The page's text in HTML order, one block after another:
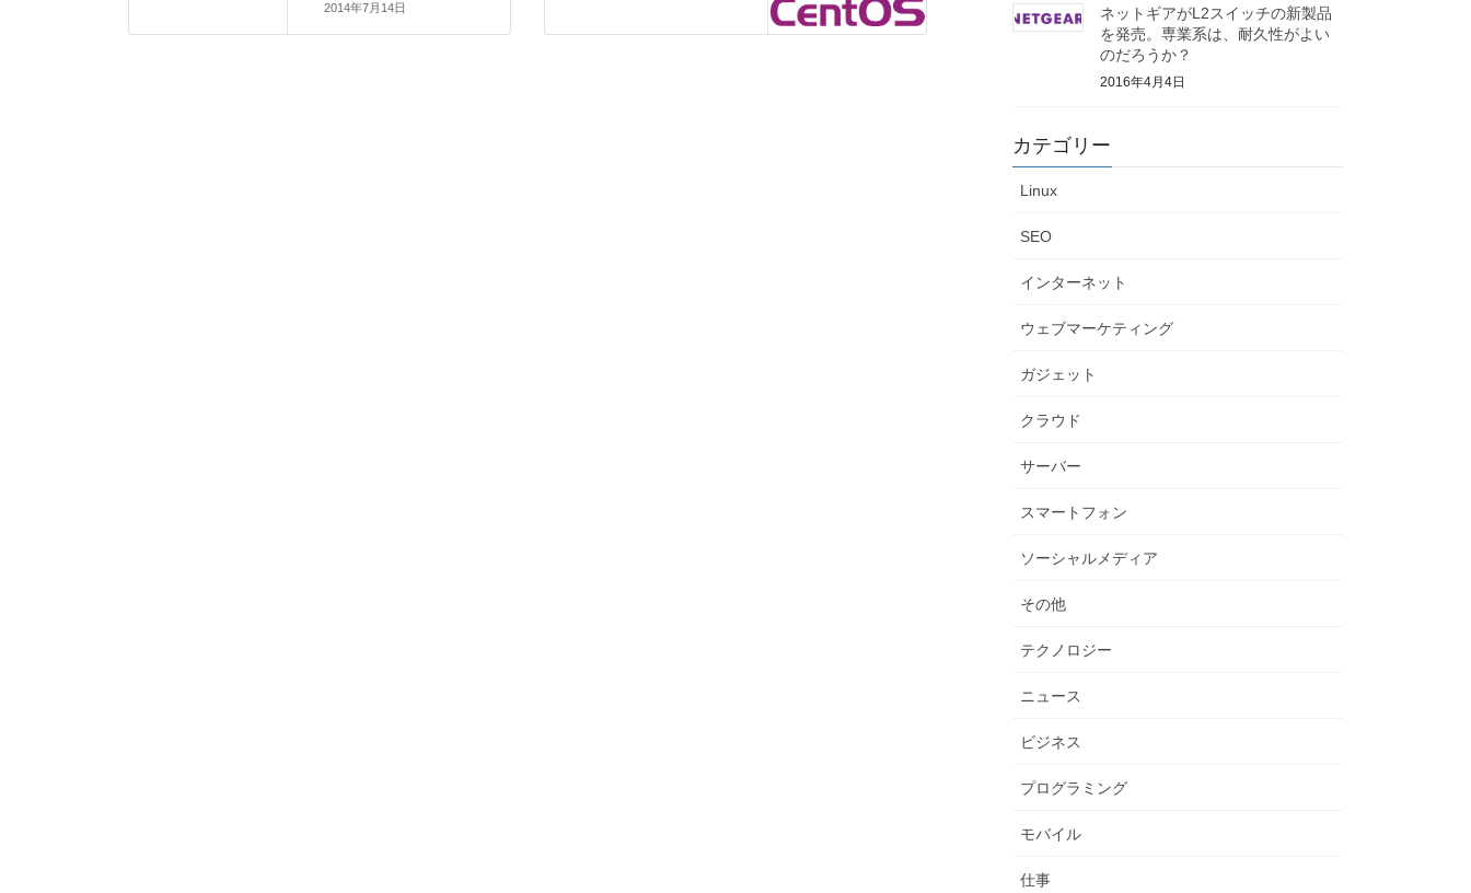
2014年7月14日
ネットギアがL2スイッチの新製品
を発売。専業系は、耐久性がよい
のだろうか？
2016年4月4日
カテゴリー
Linux
SEO
インターネット
ウェブマーケティング
ガジェット
クラウド
サーバー
スマートフォン
ソーシャルメディア
その他
テクノロジー
ニュース
ビジネス
プログラミング
モバイル
仕事